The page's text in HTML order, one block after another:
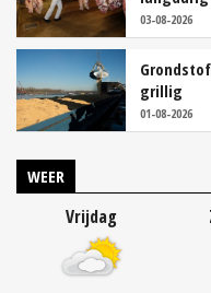
03-08-2026
grillig
01-08-2026
WEER
Vrijdag